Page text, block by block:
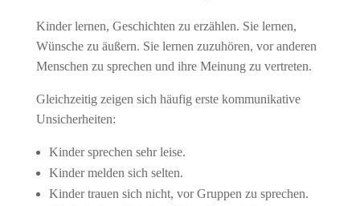
Kinder lernen, Geschichten zu erzählen. Sie lernen,
Wünsche zu äußern. Sie lernen zuzuhören, vor anderen
Menschen zu sprechen und ihre Meinung zu vertreten.
Gleichzeitig zeigen sich häufig erste kommunikative
Unsicherheiten:
Kinder sprechen sehr leise.
Kinder melden sich selten.
Kinder trauen sich nicht, vor Gruppen zu sprechen.